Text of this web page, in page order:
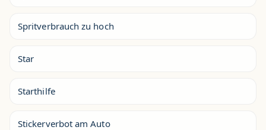
Spritverbrauch zu hoch
Star
Starthilfe
Stickerverbot am Auto